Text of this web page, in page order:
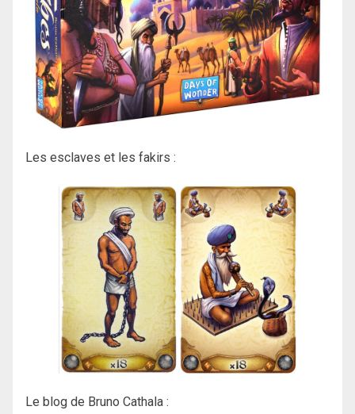
Les esclaves et les fakirs :
Le blog de Bruno Cathala :